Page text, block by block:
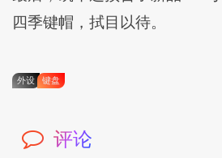
四季键帽，拭目以待。
外设 键盘
评论